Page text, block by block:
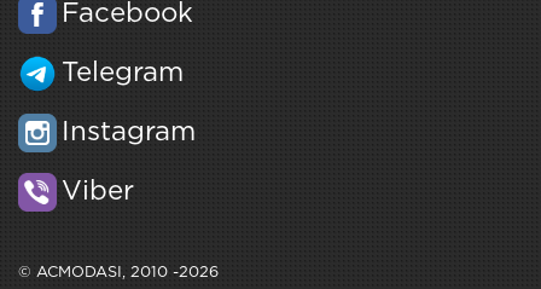
Facebook
Telegram
Instagram
Viber
© ACMODASI, 2010 -2026